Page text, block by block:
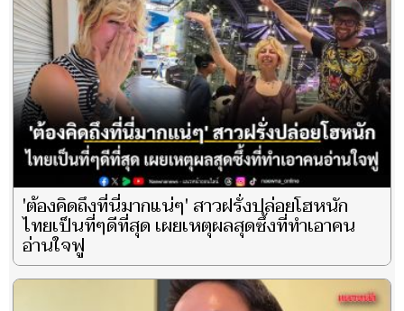
'ต้องคิดถึงที่นี่มากแน่ๆ' สาวฝรั่งปล่อยโฮหนัก
ไทยเป็นที่ๆดีที่สุด เผยเหตุผลสุดซึ้งที่ทำเอาคน
อ่านใจฟู